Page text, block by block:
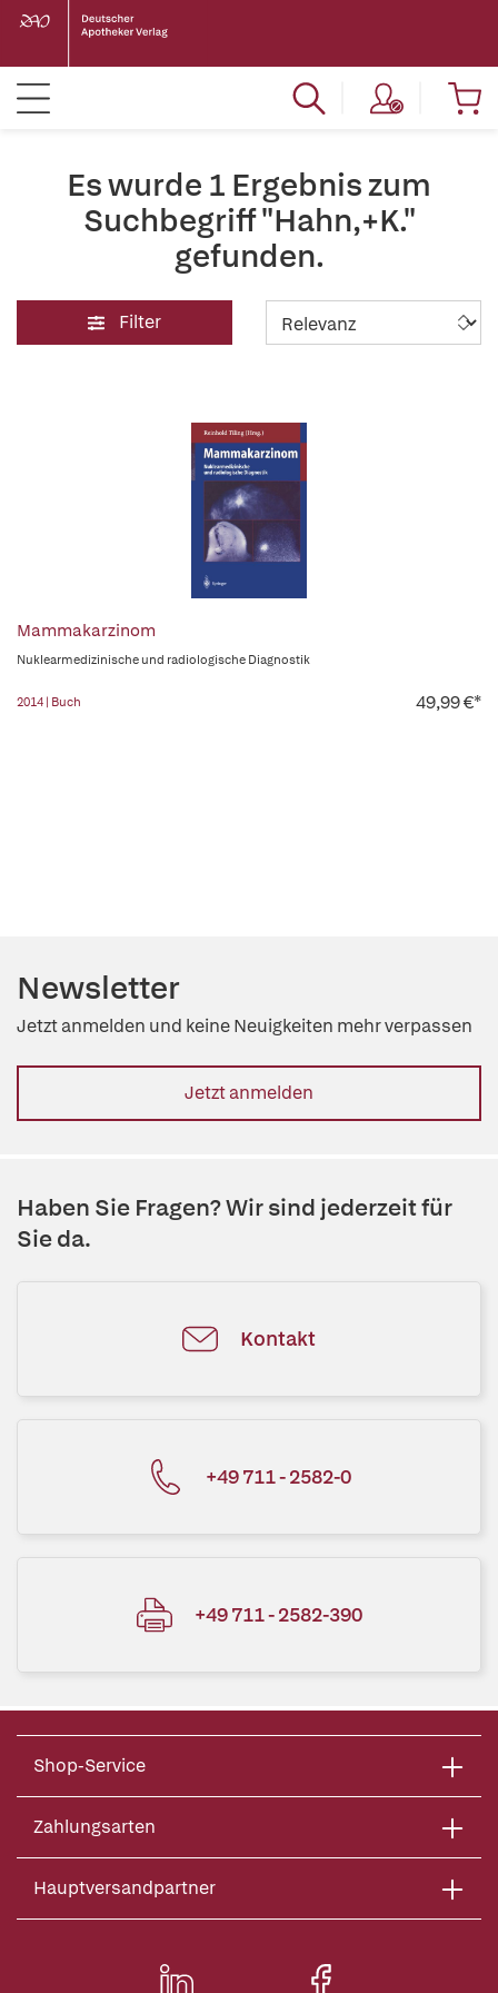
Es wurde 1 Ergebnis zum
Suchbegriff "Hahn,+K."
gefunden.
Filter
Mammakarzinom
Nuklearmedizinische und radiologische Diagnostik
2014 | Buch 49,99 €*
Newsletter
Jetzt anmelden und keine Neuigkeiten mehr verpassen
Jetzt anmelden
Haben Sie Fragen? Wir sind jederzeit für
Sie da.
Kontakt
+49 711 - 2582-0
+49 711 - 2582-390
Shop-Service
Zahlungsarten
Hauptversandpartner